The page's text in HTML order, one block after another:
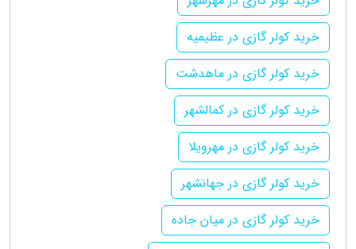
خرید کولر گازی در عظیمیه
خرید کولر گازی در ماهدشت
خرید کولر گازی در کمالشهر
خرید کولر گازی در مهرویلا
خرید کولر گازی در جهانشهر
خرید کولر گازی در میان جاده